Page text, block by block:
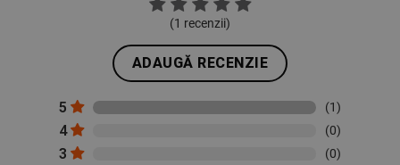
(1 recenzii)
ADAUGĂ RECENZIE
5 (1)
4 (0)
3 (0)